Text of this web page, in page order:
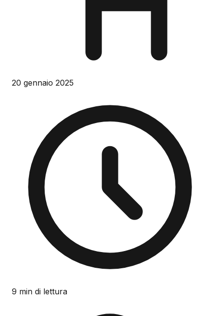
20 gennaio 2025
9 min di lettura